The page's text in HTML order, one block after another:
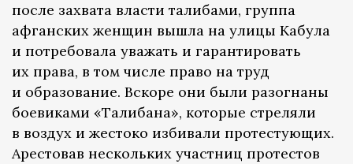
после захвата власти талибами, группа
афганских женщин вышла на улицы Кабула
и потребовала уважать и гарантировать
их права, в том числе право на труд
и образование. Вскоре они были разогнаны
боевиками «Талибана», которые стреляли
в воздух и жестоко избивали протестующих.
Арестовав нескольких участниц протестов